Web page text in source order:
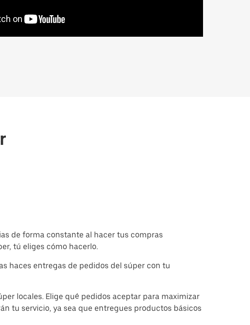
de forma constante al hacer tus compras
tú eliges cómo hacerlo.
haces entregas de pedidos del súper con tu
locales. Elige qué pedidos aceptar para maximizar
tu servicio, ya sea que entregues productos básicos